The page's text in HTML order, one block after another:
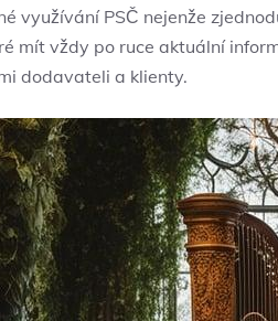
využívání PSČ nejenže
mít vždy po ruce aktuální
dodavateli a klienty.